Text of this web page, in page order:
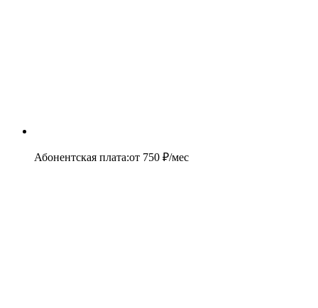
Абонентская плата:от 750 ₽/мес